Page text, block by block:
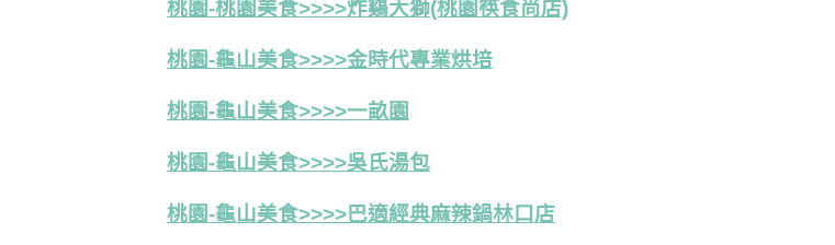
桃園-桃園美食>>>>炸鷄大獅(桃園筷食尚店)
桃園-龜山美食>>>>金時代專業烘培
桃園-龜山美食>>>>一畝園
桃園-龜山美食>>>>吳氏湯包
桃園-龜山美食>>>>巴適經典麻辣鍋林口店